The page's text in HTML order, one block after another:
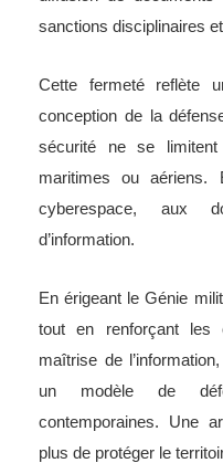
sanctions disciplinaires
Cette fermeté reflète
conception de la
sécurité ne se
maritimes ou aériens.
cyberespace, aux
d’information.
En érigeant le Génie
tout en renforçant les
maîtrise de
un modèle de
contemporaines. Une
plus de protéger le